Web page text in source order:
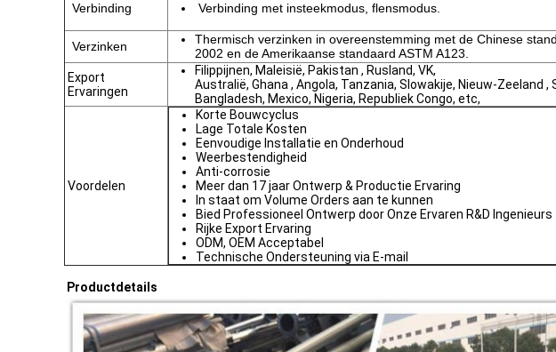
Verbinding Verbinding met insteekmodus, flensmodus.
Verzinken
Thermisch verzinken in overeenstemming met de Chinese
2002 en de Amerikaanse standaard ASTM A123.
Export
Ervaringen
Filippijnen, Maleisië, Pakistan , Rusland, VK,
Australië, Ghana , Angola, Tanzania, Slowakije, Nieuw-Zeeland ,
Bangladesh, Mexico, Nigeria, Republiek Congo, etc,
Voordelen
Korte Bouwcyclus
Lage Totale Kosten
Eenvoudige Installatie en Onderhoud
Weerbestendigheid
Anti-corrosie
Meer dan 17 jaar Ontwerp & Productie Ervaring
In staat om Volume Orders aan te kunnen
Bied Professioneel Ontwerp door Onze Ervaren R&D Ingenieurs
Rijke Export Ervaring
ODM, OEM Acceptabel
Technische Ondersteuning via E-mail
Productdetails